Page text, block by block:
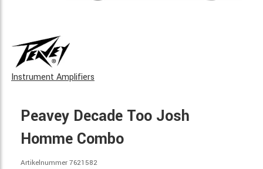
Instrument Amplifiers
Peavey Decade Too Josh
Homme Combo
Artikelnummer 7621582